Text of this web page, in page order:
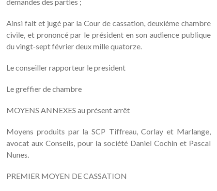
Ainsi fait et jugé par la Cour de cassation, deuxième chambre
civile, et prononcé par le président en son audience publique
du vingt-sept février deux mille quatorze.
Le conseiller rapporteur le president
Le greffier de chambre
MOYENS ANNEXES au présent arrêt
Moyens produits par la SCP Tiffreau, Corlay et Marlange,
avocat aux Conseils, pour la société Daniel Cochin et Pascal
Nunes.
PREMIER MOYEN DE CASSATION